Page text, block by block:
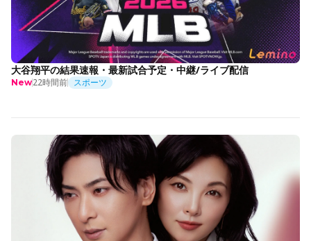
大谷翔平の結果速報・最新試合予定・中継/ライブ配信
New22時間前 スポーツ